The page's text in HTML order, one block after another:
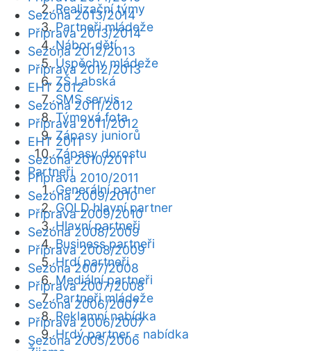
Realizační týmy
Partneři mládeže
Nábor dětí
Úspěchy mládeže
ZŠ Labská
SMS servis
Týmová fota
Zápasy juniorů
Zápasy dorostu
Partneři
Generální partner
GOLD hlavní partner
Hlavní partneři
Business partneři
Hrdí partneři
Mediální partneři
Partneři mládeže
Reklamní nabídka
Hrdý partner - nabídka
Sezóna 2013/2014
Příprava 2013/2014
Sezóna 2012/2013
Příprava 2012/2013
EHT 2012
Sezóna 2011/2012
Příprava 2011/2012
EHT 2011
Sezóna 2010/2011
Příprava 2010/2011
Sezóna 2009/2010
Příprava 2009/2010
Sezóna 2008/2009
Příprava 2008/2009
Sezóna 2007/2008
Příprava 2007/2008
Sezóna 2006/2007
Příprava 2006/2007
Sezóna 2005/2006